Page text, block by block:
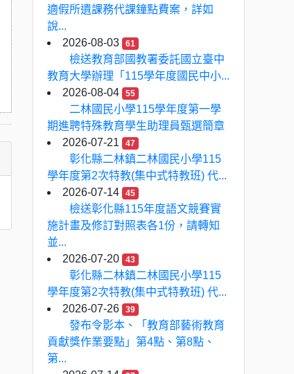
適假所遺課務代課鐘點費案，詳如
說...
2026-08-03
61
檢送教育部國教署委託國立臺中
教育大學辦理「115學年度國民中小...
2026-08-04
55
二林國民小學115學年度第一學
期進聘特殊教育學生助理員甄選簡章
2026-07-21
47
彰化縣二林鎮二林國民小學115
學年度第2次特教(集中式特教班) 代...
2026-07-14
45
檢送彰化縣115年度語文競賽實
施計畫及修訂對照表各1份，請轉知
並...
2026-07-20
43
彰化縣二林鎮二林國民小學115
學年度第2次特教(集中式特教班) 代...
2026-07-26
39
發布令影本、「教育部藝術教育
貢獻獎作業要點」第4點、第8點、
第...